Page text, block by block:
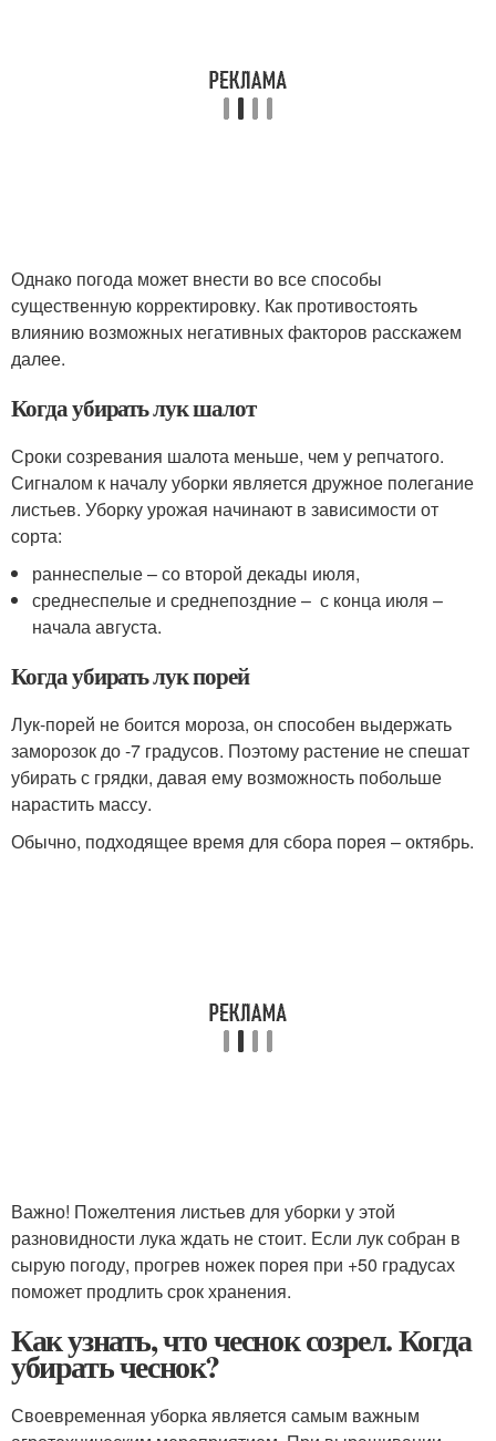
Однако погода может внести во все способы
существенную корректировку. Как противостоять
влиянию возможных негативных факторов расскажем
далее.
Когда убирать лук шалот
Сроки созревания шалота меньше, чем у репчатого.
Сигналом к началу уборки является дружное полегание
листьев. Уборку урожая начинают в зависимости от
сорта:
раннеспелые – со второй декады июля,
среднеспелые и среднепоздние – с конца июля –
начала августа.
Когда убирать лук порей
Лук-порей не боится мороза, он способен выдержать
заморозок до -7 градусов. Поэтому растение не спешат
убирать с грядки, давая ему возможность побольше
нарастить массу.
Обычно, подходящее время для сбора порея – октябрь.
Важно! Пожелтения листьев для уборки у этой
разновидности лука ждать не стоит. Если лук собран в
сырую погоду, прогрев ножек порея при +50 градусах
поможет продлить срок хранения.
Как узнать, что чеснок созрел. Когда
убирать чеснок?
Своевременная уборка является самым важным